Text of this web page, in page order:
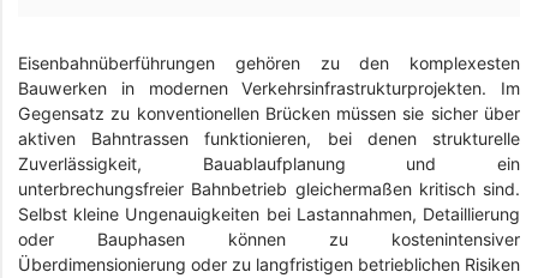
Eisenbahnüberführungen gehören zu den komplexesten
Bauwerken in modernen Verkehrsinfrastrukturprojekten. Im
Gegensatz zu konventionellen Brücken müssen sie sicher über
aktiven Bahntrassen funktionieren, bei denen strukturelle
Zuverlässigkeit, Bauablaufplanung und ein
unterbrechungsfreier Bahnbetrieb gleichermaßen kritisch sind.
Selbst kleine Ungenauigkeiten bei Lastannahmen, Detaillierung
oder Bauphasen können zu kostenintensiver
Überdimensionierung oder zu langfristigen betrieblichen Risiken